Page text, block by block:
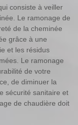
consiste à veiller
Le ramonage de
de la cheminée
grâce à une
et les résidus
Le ramonage
de votre
de diminuer la
sécurité sanitaire et
de chaudière doit